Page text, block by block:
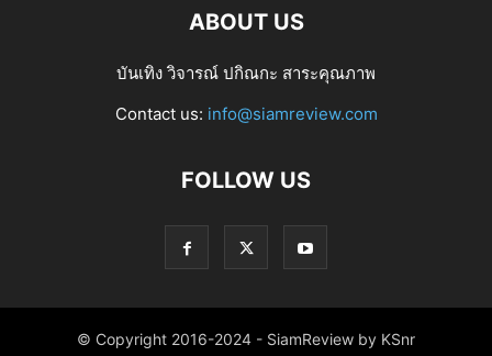
ABOUT US
บันเทิง วิจารณ์ ปกิณกะ สาระคุณภาพ
Contact us: info@siamreview.com
FOLLOW US
© Copyright 2016-2024 - SiamReview by KSnr